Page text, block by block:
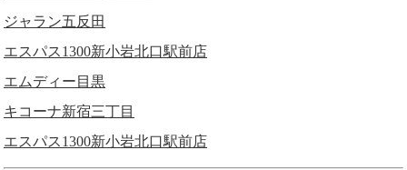
ジャラン五反田
エスパス1300新小岩北口駅前店
エムディー目黒
キコーナ新宿三丁目
エスパス1300新小岩北口駅前店